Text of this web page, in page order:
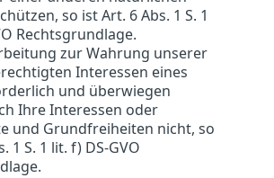
so ist Art. 6 Abs. 1 S. 1
Rechtsgrundlage.
zur Wahrung unserer
Interessen eines
und überwiegen
Ihre Interessen oder
und Grundfreiheiten nicht, so
1 S. 1 lit. f) DS-GVO